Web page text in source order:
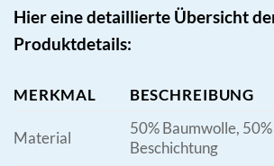
Hier eine detaillierte Übersicht
Produktdetails:
MERKMAL BESCHREIBUNG
Material
50% Baumwolle,
Beschichtung